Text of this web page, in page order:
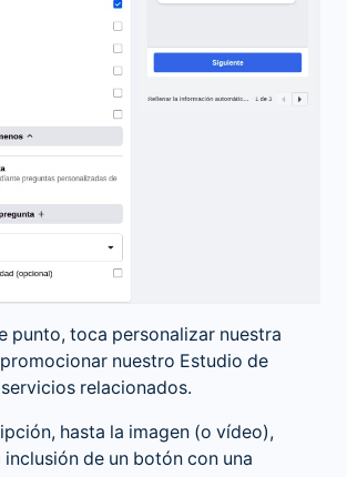
punto, toca personalizar nuestra
nuestro Estudio de
relacionados.
hasta la imagen (o vídeo),
de un botón con una